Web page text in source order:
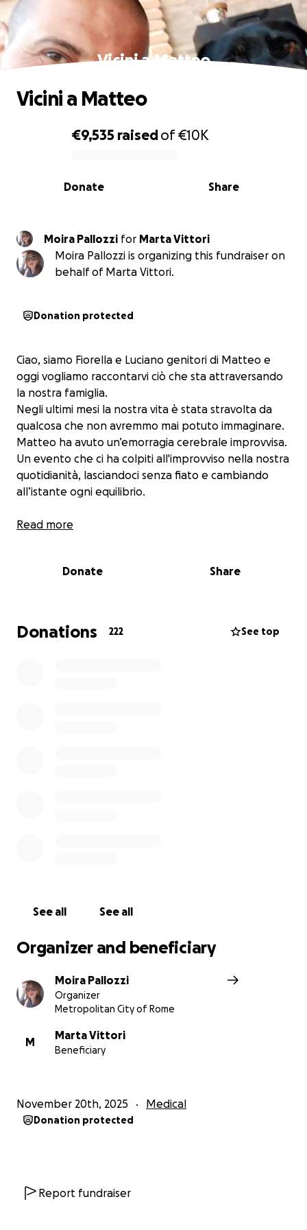
Vicini a Matteo
0% complete
€9,535 raisedof€10K
Share
Donate
Vicini a Matteo
Moira Pallozzi for Marta Vittori
Moira Pallozzi is organizing this fundraiser on
behalf of Marta Vittori.
Donation protected
Ciao, siamo Fiorella e Luciano genitori di Matteo e
oggi vogliamo raccontarvi ciò che sta attraversando
la nostra famiglia.
Negli ultimi mesi la nostra vita è stata stravolta da
qualcosa che non avremmo mai potuto immaginare.
Matteo ha avuto un’emorragia cerebrale improvvisa.
Un evento che ci ha colpiti all'improvviso nella nostra
quotidianità, lasciandoci senza fiato e cambiando
all’istante ogni equilibrio.
Mentre lui combatte la sua battaglia più dura, noi
responsabilità che cresce di settimana in settimana:
La sfida più grande è continuare a mandare avanti la
Read more
Donate Share
Donations 222 See top
See all See all
Organizer and beneficiary
Moira Pallozzi
Organizer
Metropolitan City of Rome
M
Marta Vittori
Beneficiary
November 20th, 2025 Medical
Donation protected
Report fundraiser